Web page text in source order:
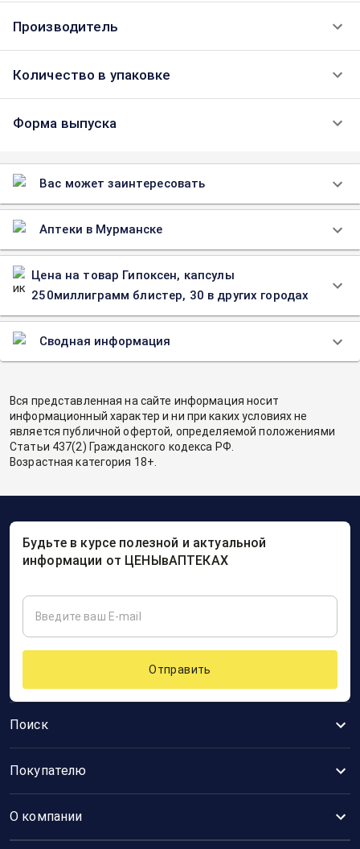
Производитель
Количество в упаковке
Форма выпуска
Вас может заинтересовать
Аптеки в Мурманске
Цена на товар Гипоксен, капсулы
250миллиграмм блистер, 30 в других городах
Сводная информация
Вся представленная на сайте информация носит
информационный характер и ни при каких условиях не
является публичной офертой, определяемой положениями
Статьи 437(2) Гражданского кодекса РФ.
Возрастная категория 18+.
Поиск
Покупателю
О компании
Будьте в курсе полезной и актуальной
информации от ЦЕНЫвАПТЕКАХ
Отправить